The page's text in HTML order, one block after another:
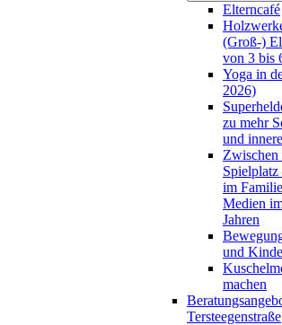
Elterncafé
(Groß-)
von 3 bis
Yoga in
2026)
zu mehr
und
Zwischen
im
Medien
Jahren
und
machen
Tersteegenstraße